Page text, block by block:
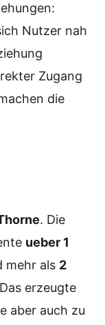
Nutzer nah
Zugang
die
. Die
ueber 1
mehr als 2
erzeugte
aber auch zu